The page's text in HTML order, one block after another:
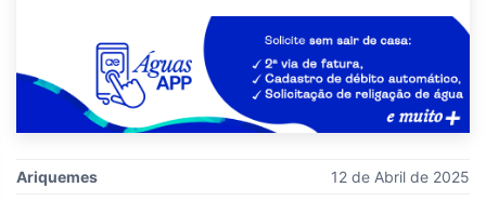
Ariquemes 12 de Abril de 2025